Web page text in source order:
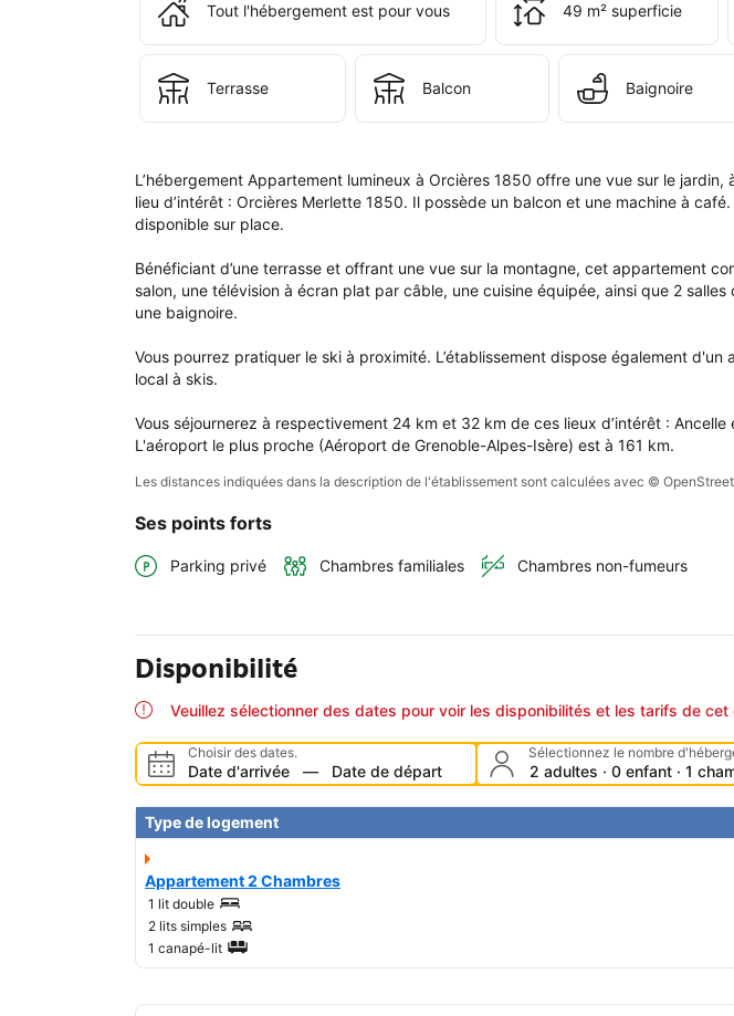
Appartement
à
Tout l'hébergement est pour vous 49 m² superficie
Terrasse Balcon Baignoire
L’hébergement Appartement lumineux à Orcières 1850 offre une vue sur le
lieu d’intérêt : Orcières Merlette 1850. Il possède un balcon et une machine à
disponible sur place.
Bénéficiant d’une terrasse et offrant une vue sur la montagne, cet appartement
salon, une télévision à écran plat par câble, une cuisine équipée, ainsi que 2
une baignoire.
Vous pourrez pratiquer le ski à proximité. L’établissement dispose également
local à skis.
Vous séjournerez à respectivement 24 km et 32 km de ces lieux d’intérêt : Ancelle
L'aéroport le plus proche (Aéroport de Grenoble-Alpes-Isère) est à 161 km.
Les distances indiquées dans la description de l'établissement sont calculées avec ©
Ses points forts
Parking privé Chambres familiales Chambres non-fumeurs
Disponibilité
Veuillez sélectionner des dates pour voir les disponibilités et les tarifs de cet
Choisir des dates.
Date d'arrivée — Date de départ
Sélectionnez le nombre
2 adultes · 0 enfant · 1
Type de logement
Appartement 2 Chambres
1 lit double
2 lits simples
1 canapé-lit